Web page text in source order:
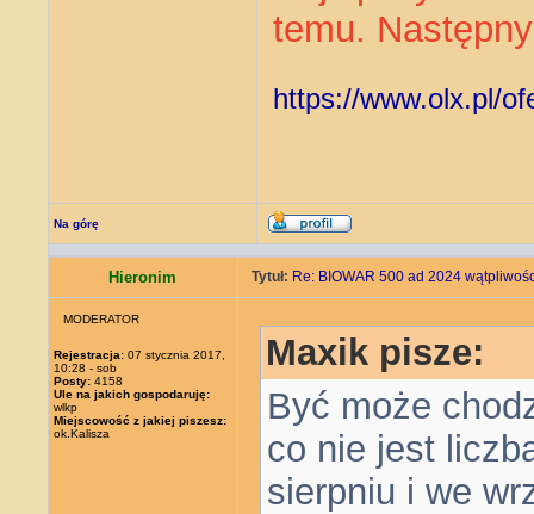
temu.
https://www.olx.pl/
Na górę
Hieronim Tytuł: Re: BIOWAR 500 ad 2024
MODERATOR
Rejestracja: 07 stycznia 2017,
10:28 - sob
Posty: 4158
Ule na jakich gospodaruję:
wlkp
Miejscowość z jakiej piszesz:
ok.Kalisza
Maxik pisze:
Być może
co nie jest
sierpniu i we